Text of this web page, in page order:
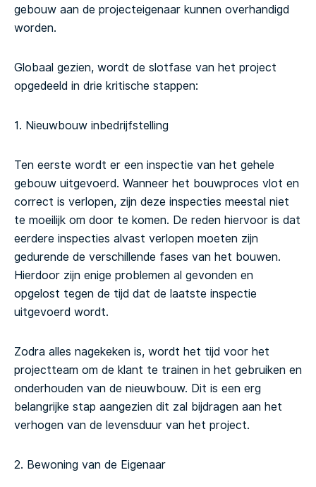
gebouw aan de projecteigenaar kunnen overhandigd
worden.
Globaal gezien, wordt de slotfase van het project
opgedeeld in drie kritische stappen:
1. Nieuwbouw inbedrijfstelling
Ten eerste wordt er een inspectie van het gehele
gebouw uitgevoerd. Wanneer het bouwproces vlot en
correct is verlopen, zijn deze inspecties meestal niet
te moeilijk om door te komen. De reden hiervoor is dat
eerdere inspecties alvast verlopen moeten zijn
gedurende de verschillende fases van het bouwen.
Hierdoor zijn enige problemen al gevonden en
opgelost tegen de tijd dat de laatste inspectie
uitgevoerd wordt.
Zodra alles nagekeken is, wordt het tijd voor het
projectteam om de klant te trainen in het gebruiken en
onderhouden van de nieuwbouw. Dit is een erg
belangrijke stap aangezien dit zal bijdragen aan het
verhogen van de levensduur van het project.
2. Bewoning van de Eigenaar